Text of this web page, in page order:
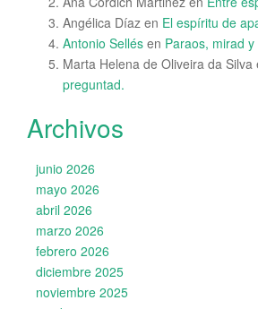
Angélica Díaz en El espíritu de
Antonio Sellés en Paraos, mirad
Marta Helena de Oliveira da Silva
preguntad.
Archivos
junio 2026
mayo 2026
abril 2026
marzo 2026
febrero 2026
diciembre 2025
noviembre 2025